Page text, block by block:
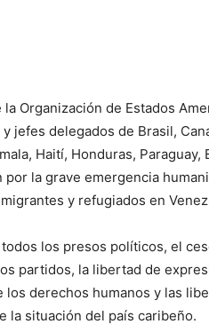
Organización de Estados
jefes delegados de Brasil,
Haití, Honduras, Paraguay,
la grave emergencia
y refugiados en
los presos políticos, el
partidos, la libertad de
derechos humanos y las
la situación del país caribeño.